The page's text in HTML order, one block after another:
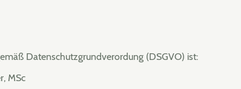
Datenschutzgrundverordung (DSGVO) ist:
MSc